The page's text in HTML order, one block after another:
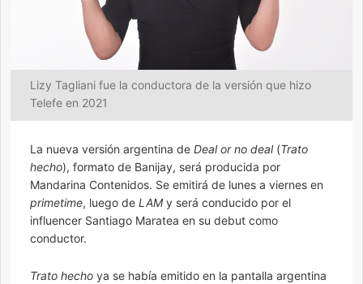
Lizy Tagliani fue la conductora de la versión que hizo
Telefe en 2021
La nueva versión argentina de Deal or no deal(Trato
hecho), formato de Banijay, será producida por
Mandarina Contenidos. Se emitirá de lunes a viernes en
primetime, luego de LAMy será conducido por el
influencer Santiago Maratea en su debut como
conductor.
Trato hecho ya se había emitido en la pantalla argentina